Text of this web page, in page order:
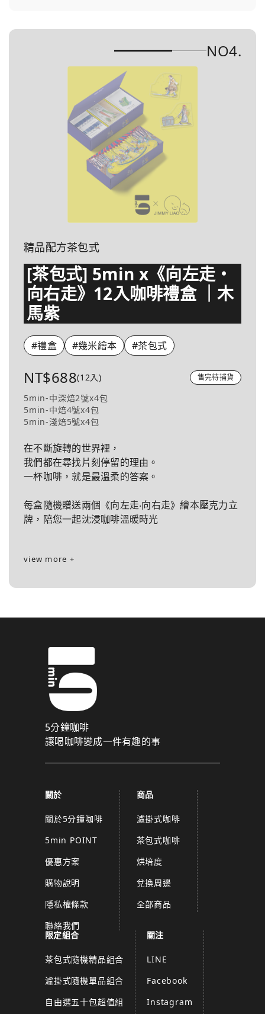
NO4.
精品配方茶包式
[茶包式] 5min x《向左走・
向右走》12入咖啡禮盒 ｜木
馬紫
#禮盒 #幾米繪本 #茶包式
NT$688(12入) 售完待捕貨
5min-中深焙2號x4包
5min-中焙4號x4包
5min-淺焙5號x4包
在不斷旋轉的世界裡，
我們都在尋找片刻停留的理由。
一杯咖啡，就是最溫柔的答案。
每盒隨機贈送兩個《向左走‧向右走》繪本壓克力立
牌，陪您一起沈浸咖啡溫暖時光
view more +
5分鐘咖啡
讓喝咖啡變成一件有趣的事
關於
關於5分鐘咖啡
5min POINT
優惠方案
購物說明
隱私權條款
聯絡我們
商品
濾掛式咖啡
茶包式咖啡
烘培度
兌換周邊
全部商品
限定組合
茶包式隨機精品組合
濾掛式隨機單品組合
自由選五十包超值組
關注
LINE
Facebook
Instagram